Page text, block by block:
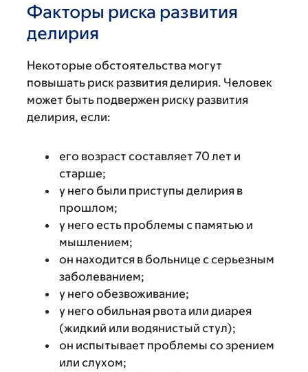
Факторы риска развития
делирия
Некоторые обстоятельства могут
повышать риск развития делирия. Человек
может быть подвержен риску развития
делирия, если:
его возраст составляет 70 лет и
старше;
у него были приступы делирия в
прошлом;
у него есть проблемы с памятью и
мышлением;
он находится в больнице с серьезным
заболеванием;
у него обезвоживание;
у него обильная рвота или диарея
(жидкий или водянистый стул);
он испытывает проблемы со зрением
или слухом;